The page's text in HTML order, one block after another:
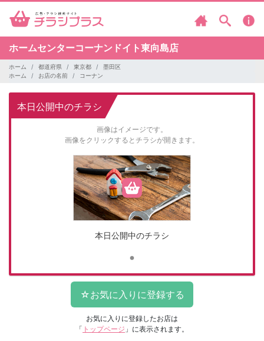
ホームセンターコーナンドイト東向島店
ホーム 都道府県 東京都
墨田区
ホーム
お店の名前 コーナン
本日公開中のチラシ
画像はイメージです。
画像をクリックするとチラシが開きます。
本日公開中のチラシ
お気に入りに登録したお店は
「 トップページ 」に表示されます。